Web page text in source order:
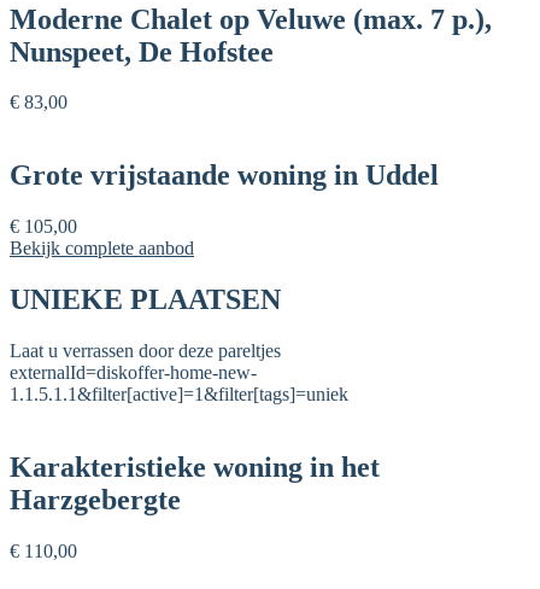
Moderne Chalet op Veluwe (max. 7 p.),
Nunspeet, De Hofstee
€ 83,00
Grote vrijstaande woning in Uddel
€ 105,00
Bekijk complete aanbod
UNIEKE PLAATSEN
Laat u verrassen door deze pareltjes
externalId=diskoffer-home-new-
1.1.5.1.1&filter[active]=1&filter[tags]=uniek
Karakteristieke woning in het
Harzgebergte
€ 110,00